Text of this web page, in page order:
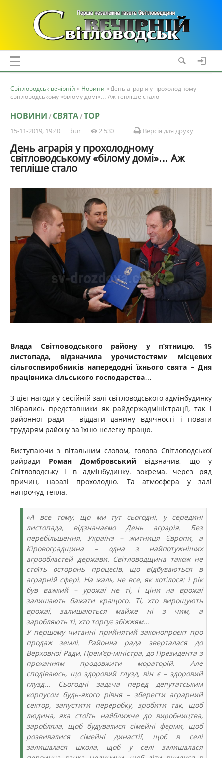
Світловодськ вечірній » Новини » День аграрія у прохолодному
світловодському «білому домі»… Аж тепліше стало
НОВИНИ / СВЯТА/TOP
15-11-2019, 19:40 bur 2 530 Версія для друку
День аграрія у прохолодному
світловодському «білому домі»… Аж
тепліше стало
Влада Світловодського району у п’ятницю, 15
листопада, відзначила урочистостями місцевих
сільгоспвиробників напередодні їхнього свята – Дня
працівника сільського господарства…
З цієї нагоди у сесійній залі світловодського адмінбудинку
зібрались представники як райдержадміністрації, так і
районної ради – віддати данину вдячності і поваги
трударям району за їхню нелегку працю.
Виступаючи з вітальним словом, голова Світловодської
райради Роман Домбровський відзначив, що у
Світловодську і в адмінбудинку, зокрема, через ряд
причин, наразі прохолодно. Та атмосфера у залі
напрочуд тепла.
«А все тому, що ми тут сьогодні, у середині
листопада, відзначаємо День аграрія. Без
перебільшення, Україна – житниця Європи, а
Кіровоградщина – одна з найпотужніших
агрообластей держави. Світловодщина також не
стоїть осторонь процесів, що відбуваються в
аграрній сфері. На жаль, не все, як хотілося: і рік
був важкий – урожаї не ті, і ціни на врожаї
залишають бажати кращого. Ті, хто вирощують
врожаї, залишаються майже ні з чим, а
заробляють ті, хто торгує збіжжям…
У першому читанні прийнятий законопроєкт про
продаж землі. Районна рада зверталася до
Верховної Ради, Прем’єр-міністра, до Президента з
проханням продовжити мораторій. Але
сподіваюсь, що здоровий глузд, він є – здоровий
глузд… Сьогодні задача перед депутатським
корпусом будь-якого рівня – зберегти аграрний
сектор, запустити переробку, зробити так, щоб
людина, яка стоїть найближче до виробництва,
заробляла, щоб будувалися сімейні ферми, щоб
розвивалися сімейні династії, щоб в селі
залишалася школа, щоб у селі залишалася